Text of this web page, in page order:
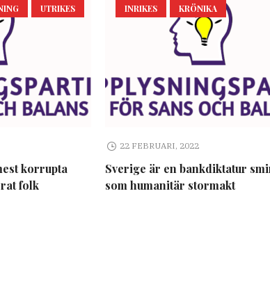
UTRIKES
korrupta
folk
INRIKES KRÖNIKA
22 FEBRUARI, 2022
Sverige är en bankdiktatur
som humanitär stormakt